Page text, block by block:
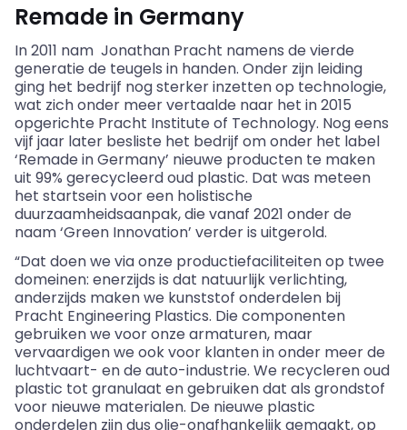
Remade in Germany
In 2011 nam Jonathan Pracht namens de vierde
generatie de teugels in handen. Onder zijn leiding
ging het bedrijf nog sterker inzetten op technologie,
wat zich onder meer vertaalde naar het in 2015
opgerichte Pracht Institute of Technology. Nog eens
vijf jaar later besliste het bedrijf om onder het label
‘Remade in Germany’ nieuwe producten te maken
uit 99% gerecycleerd oud plastic. Dat was meteen
het startsein voor een holistische
duurzaamheidsaanpak, die vanaf 2021 onder de
naam ‘Green Innovation’ verder is uitgerold.
“Dat doen we via onze productiefaciliteiten op twee
domeinen: enerzijds is dat natuurlijk verlichting,
anderzijds maken we kunststof onderdelen bij
Pracht Engineering Plastics. Die componenten
gebruiken we voor onze armaturen, maar
vervaardigen we ook voor klanten in onder meer de
luchtvaart- en de auto-industrie. We recycleren oud
plastic tot granulaat en gebruiken dat als grondstof
voor nieuwe materialen. De nieuwe plastic
onderdelen zijn dus olie-onafhankelijk gemaakt, op